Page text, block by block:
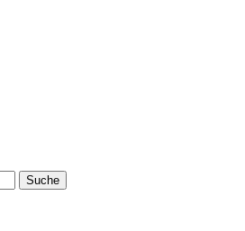
Suche